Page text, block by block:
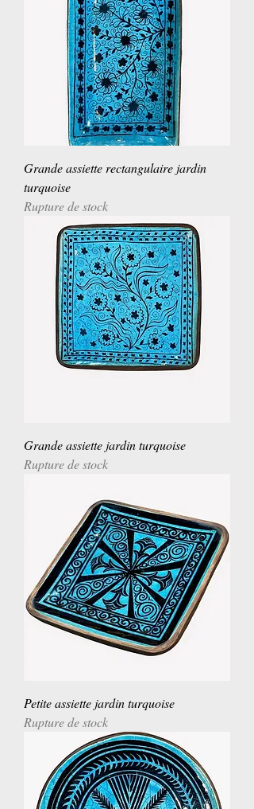
Grande assiette rectangulaire jardin
turquoise
Rupture de stock
Grande assiette jardin turquoise
Rupture de stock
Petite assiette jardin turquoise
Rupture de stock